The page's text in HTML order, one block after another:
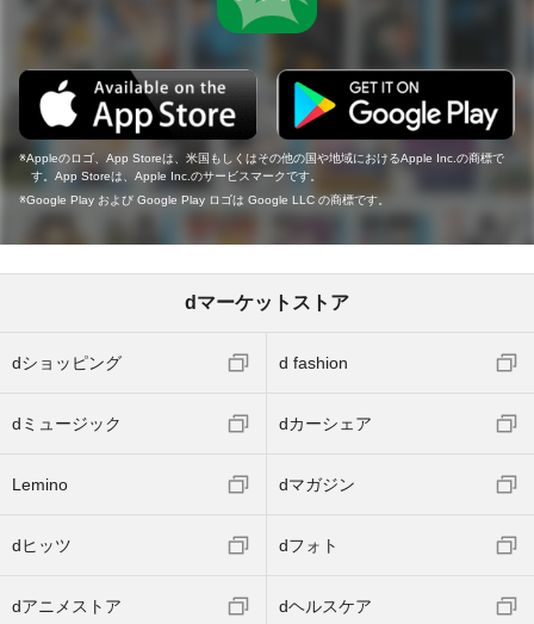
Appleのロゴ、App Storeは、米国もしくはその他の国や地域におけるApple Inc.の商標で
す。App Storeは、Apple Inc.のサービスマークです。
Google Play および Google Play ロゴは Google LLC の商標です。
dマーケットストア
dショッピング d fashion
dミュージック dカーシェア
Lemino dマガジン
dヒッツ dフォト
dアニメストア dヘルスケア